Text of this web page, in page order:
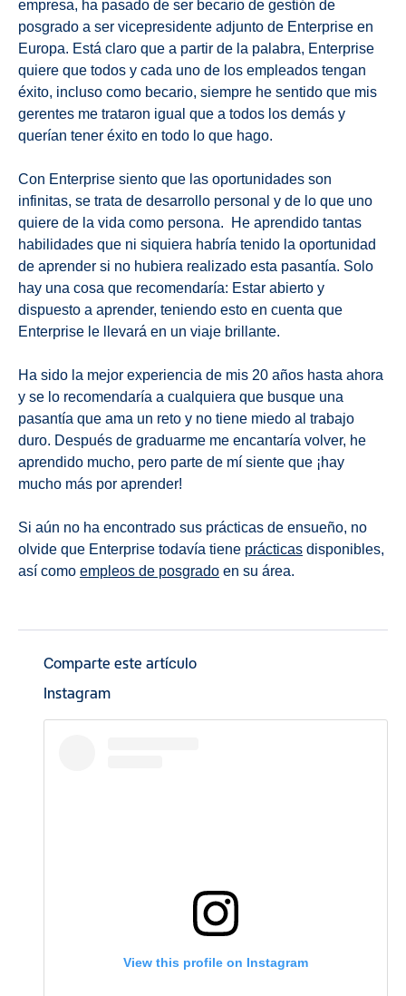
empresa, ha pasado de ser becario de gestión de
posgrado a ser vicepresidente adjunto de Enterprise en
Europa. Está claro que a partir de la palabra, Enterprise
quiere que todos y cada uno de los empleados tengan
éxito, incluso como becario, siempre he sentido que mis
gerentes me trataron igual que a todos los demás y
querían tener éxito en todo lo que hago.
Con Enterprise siento que las oportunidades son
infinitas, se trata de desarrollo personal y de lo que uno
quiere de la vida como persona. He aprendido tantas
habilidades que ni siquiera habría tenido la oportunidad
de aprender si no hubiera realizado esta pasantía. Solo
hay una cosa que recomendaría: Estar abierto y
dispuesto a aprender, teniendo esto en cuenta que
Enterprise le llevará en un viaje brillante.
Ha sido la mejor experiencia de mis 20 años hasta ahora
y se lo recomendaría a cualquiera que busque una
pasantía que ama un reto y no tiene miedo al trabajo
duro. Después de graduarme me encantaría volver, he
aprendido mucho, pero parte de mí siente que ¡hay
mucho más por aprender!
Si aún no ha encontrado sus prácticas de ensueño, no
olvide que Enterprise todavía tiene prácticas disponibles,
así como empleos de posgrado en su área.
Comparte este artículo
Instagram
View this profile on Instagram